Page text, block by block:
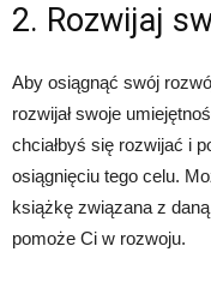
2. Rozwijaj
Aby osiągnąć swój
rozwijał swoje
chciałbyś się rozwijać i
osiągnięciu tego celu.
książkę związana z
pomoże Ci w rozwoju.